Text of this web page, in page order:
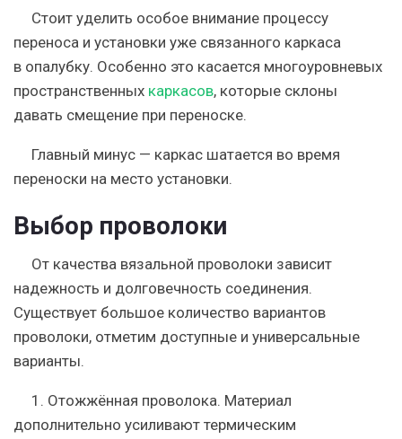
Стоит уделить особое внимание процессу
переноса и установки уже связанного каркаса
в опалубку. Особенно это касается многоуровневых
пространственных каркасов, которые склоны
давать смещение при переноске.
Главный минус — каркас шатается во время
переноски на место установки.
Выбор проволоки
От качества вязальной проволоки зависит
надежность и долговечность соединения.
Существует большое количество вариантов
проволоки, отметим доступные и универсальные
варианты.
1. Отожжённая проволока. Материал
дополнительно усиливают термическим